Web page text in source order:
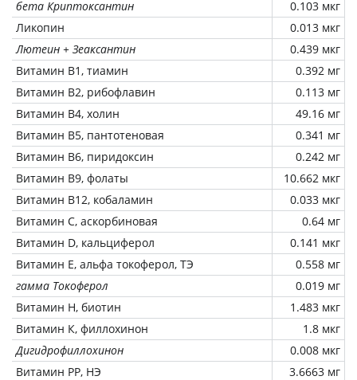
бета Криптоксантин
0.103 мкг
Ликопин
0.013 мкг
Лютеин + Зеаксантин
0.439 мкг
Витамин В1, тиамин
0.392 мг
Витамин В2, рибофлавин
0.113 мг
Витамин В4, холин
49.16 мг
Витамин В5, пантотеновая
0.341 мг
Витамин В6, пиридоксин
0.242 мг
Витамин В9, фолаты
10.662 мкг
Витамин В12, кобаламин
0.033 мкг
Витамин C, аскорбиновая
0.64 мг
Витамин D, кальциферол
0.141 мкг
Витамин Е, альфа токоферол, ТЭ
0.558 мг
гамма Токоферол
0.019 мг
Витамин Н, биотин
1.483 мкг
Витамин К, филлохинон
1.8 мкг
Дигидрофиллохинон
0.008 мкг
Витамин РР, НЭ
3.6663 мг